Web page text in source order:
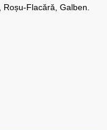
Flacără, Galben.